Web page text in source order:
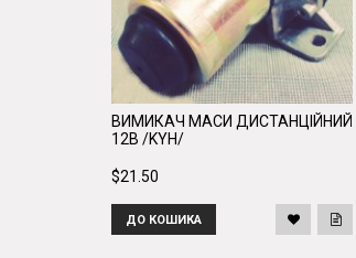
ВИМИКАЧ МАСИ ДИСТАНЦІЙНИЙ
12В /KYH/
$21.50
ДО КОШИКА